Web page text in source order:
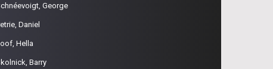
George
Daniel
Hella
Barry